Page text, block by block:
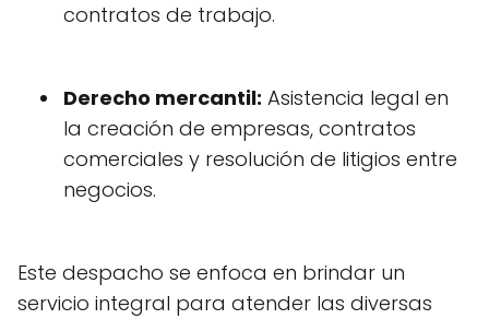
contratos de trabajo.
Derecho mercantil: Asistencia legal en
la creación de empresas, contratos
comerciales y resolución de litigios entre
negocios.
Este despacho se enfoca en brindar un
servicio integral para atender las diversas